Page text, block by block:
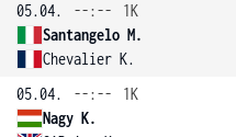
05.04.
--:--
1K
Santangelo M.
Chevalier K.
05.04.
--:--
1K
Nagy K.